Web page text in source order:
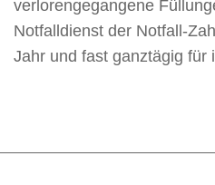
verlorengegangene
Notfalldienst der Notfall-
Jahr und fast ganztägig für